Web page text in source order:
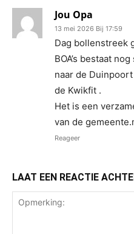
Jou Opa
13 mei 2026 Bij 17:59
Dag bollenstreek
BOA’s bestaat
naar de
de Kwikfit .
Het is een
van de
Reageer
LAAT EEN REACTIE